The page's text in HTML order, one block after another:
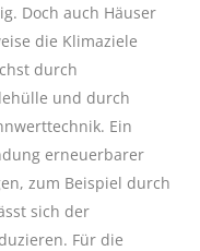
Doch auch Häuser
die Klimaziele
durch
und durch
Ein
erneuerbarer
zum Beispiel durch
sich der
Für die